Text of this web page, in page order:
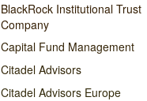
BlackRock Institutional Trust
Company
Capital Fund Management
Citadel Advisors
Citadel Advisors Europe